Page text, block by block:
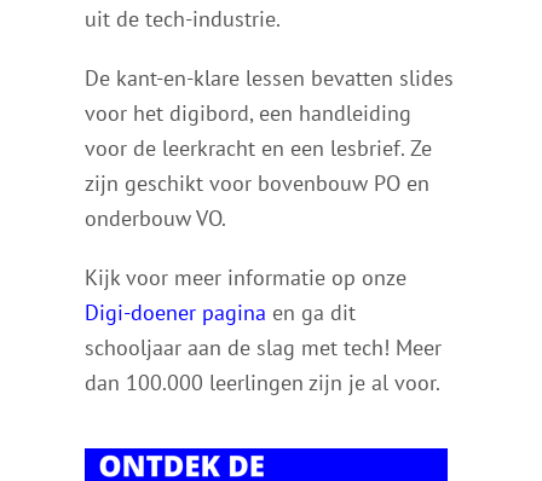
uit de tech-industrie.
De kant-en-klare lessen bevatten slides
voor het digibord, een handleiding
voor de leerkracht en een lesbrief. Ze
zijn geschikt voor bovenbouw PO en
onderbouw VO.
Kijk voor meer informatie op onze
Digi-doener pagina en ga dit
schooljaar aan de slag met tech! Meer
dan 100.000 leerlingen zijn je al voor.